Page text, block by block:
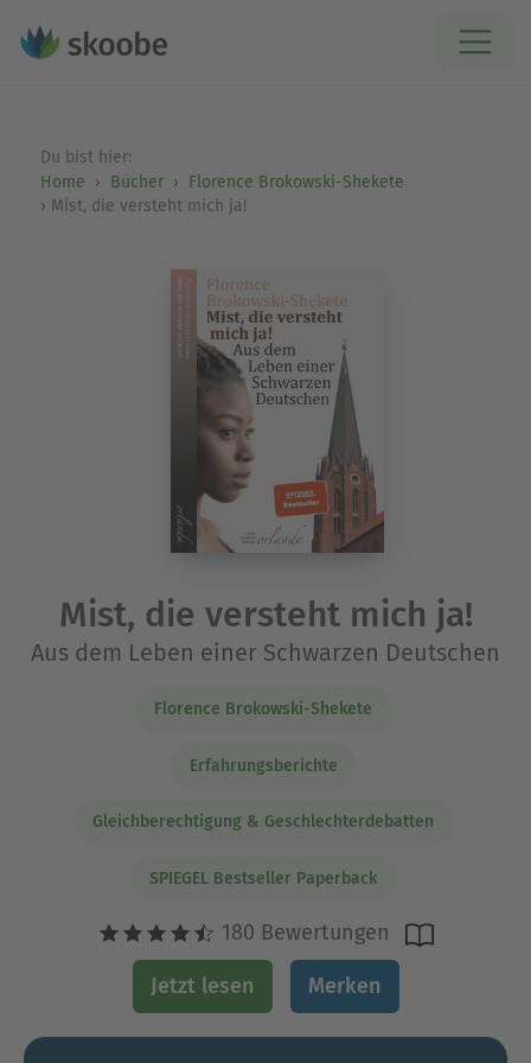
Du bist hier:
Home
Bücher
Florence Brokowski-Shekete
Mist, die versteht mich ja!
Mist, die versteht mich ja!
Aus dem Leben einer Schwarzen Deutschen
Florence Brokowski-Shekete
Erfahrungsberichte
Gleichberechtigung & Geschlechterdebatten
SPIEGEL Bestseller Paperback
180 Bewertungen
Jetzt lesen Merken